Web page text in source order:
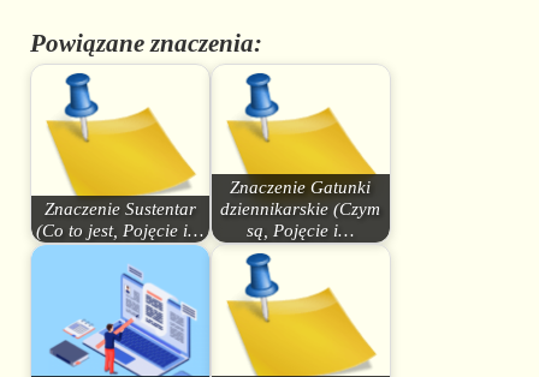
Powiązane znaczenia:
Znaczenie Sustentar
(Co to jest, Pojęcie i…
Znaczenie Gatunki
dziennikarskie (Czym
są, Pojęcie i…